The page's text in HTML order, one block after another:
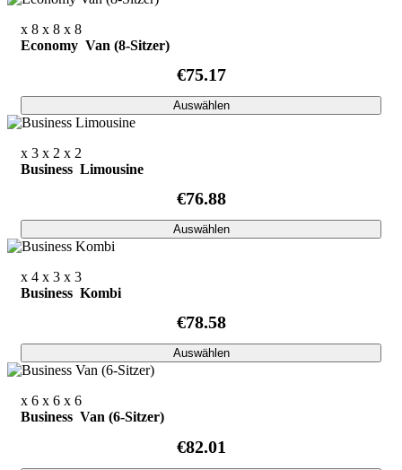
x 8 x 8 x 8
Economy Van (8-Sitzer)
€75.17
Auswählen
x 3 x 2 x 2
Business Limousine
€76.88
Auswählen
x 4 x 3 x 3
Business Kombi
€78.58
Auswählen
x 6 x 6 x 6
Business Van (6-Sitzer)
€82.01